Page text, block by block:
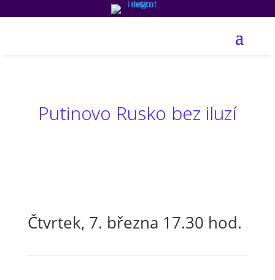
Putinovo Rusko bez iluzí
Čtvrtek, 7. března 17.30 hod.